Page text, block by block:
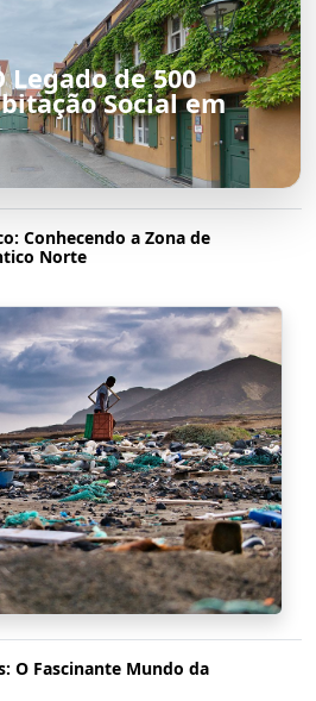
Legado de 500
Social em
Conhecendo a Zona de
Norte
O Fascinante Mundo da